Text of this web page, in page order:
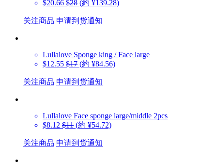
$20.66 $28 (約 ¥139.28)
关注商品 申请到货通知
Lullalove Sponge king / Face large
$12.55 $17 (約 ¥84.56)
关注商品 申请到货通知
Lullalove Face sponge large/middle 2pcs
$8.12 $11 (約 ¥54.72)
关注商品 申请到货通知